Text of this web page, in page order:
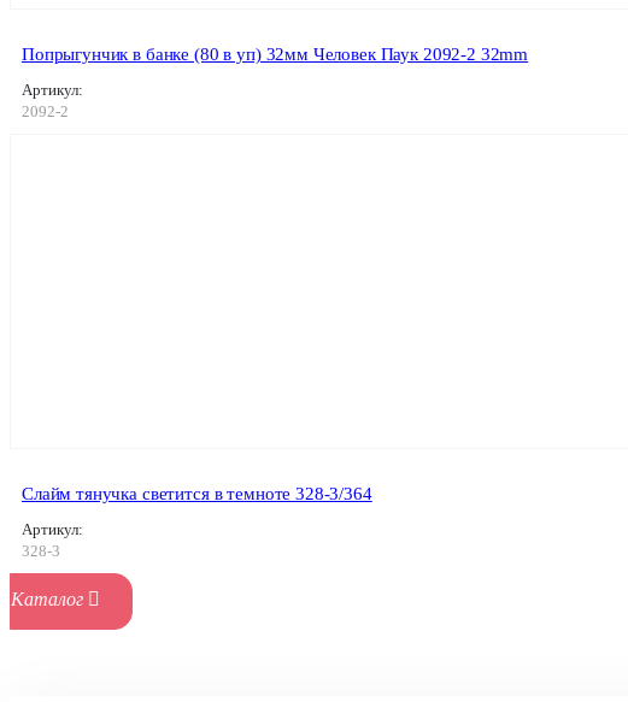
Попрыгунчик в банке (80 в уп) 32мм Человек Паук 2092-2 32mm
Артикул:
2092-2
Слайм тянучка светится в темноте 328-3/364
Артикул:
328-3